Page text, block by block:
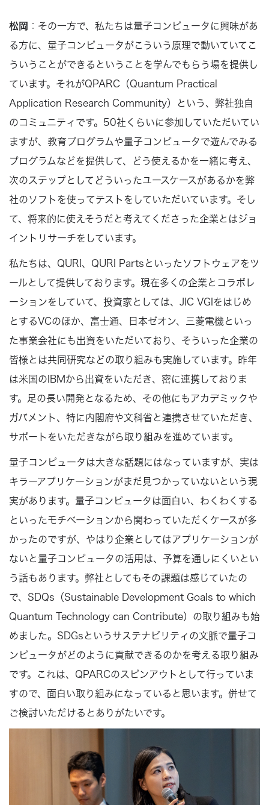
松岡
：その一方で、私たちは量子コンピュータに興味があ
る方に、量子コンピュータがこういう原理で動いていてこ
ういうことができるということを学んでもらう場を提供し
ています。それがQPARC（Quantum Practical
Application Research Community）という、弊社独自
のコミュニティです。50社くらいに参加していただいてい
ますが、教育プログラムや量子コンピュータで遊んでみる
プログラムなどを提供して、どう使えるかを一緒に考え、
次のステップとしてどういったユースケースがあるかを弊
社のソフトを使ってテストをしていただいています。そし
て、将来的に使えそうだと考えてくださった企業とはジョ
イントリサーチをしています。
私たちは、QURI、QURI Partsといったソフトウェアをツ
ールとして提供しております。現在多くの企業とコラボレ
ーションをしていて、投資家としては、JIC VGIをはじめ
とするVCのほか、富士通、日本ゼオン、三菱電機といっ
た事業会社にも出資をいただいており、そういった企業の
皆様とは共同研究などの取り組みも実施しています。昨年
は米国のIBMから出資をいただき、密に連携しておりま
す。足の長い開発となるため、その他にもアカデミックや
ガバメント、特に内閣府や文科省と連携させていただき、
サポートをいただきながら取り組みを進めています。
量子コンピュータは大きな話題にはなっていますが、実は
キラーアプリケーションがまだ見つかっていないという現
実があります。量子コンピュータは面白い、わくわくする
といったモチベーションから関わっていただくケースが多
かったのですが、やはり企業としてはアプリケーションが
ないと量子コンピュータの活用は、予算を通しにくいとい
う話もあります。弊社としてもその課題は感じていたの
で、SDQs（Sustainable Development Goals to which
Quantum Technology can Contribute）の取り組みも始
めました。SDGsというサステナビリティの文脈で量子コ
ンピュータがどのように貢献できるのかを考える取り組み
です。これは、QPARCのスピンアウトとして行っていま
すので、面白い取り組みになっていると思います。併せて
ご検討いただけるとありがたいです。